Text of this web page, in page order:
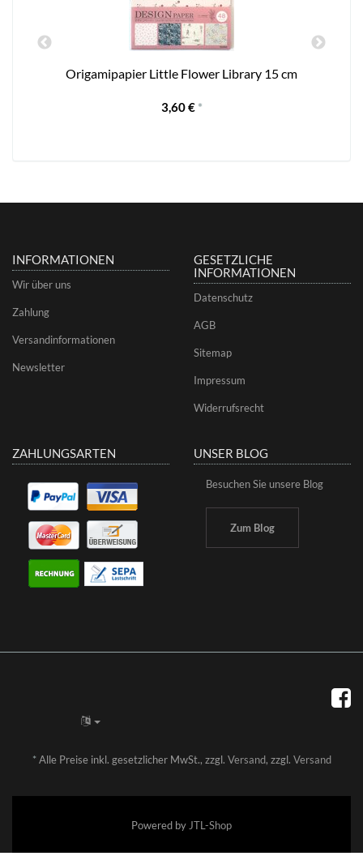
Origamipapier Little Flower Library 15 cm
3,60 € *
INFORMATIONEN
Wir über uns
Zahlung
Versandinformationen
Newsletter
GESETZLICHE
INFORMATIONEN
Datenschutz
AGB
Sitemap
Impressum
Widerrufsrecht
ZAHLUNGSARTEN UNSER BLOG
Besuchen Sie unsere Blog
Zum Blog
*Alle Preise inkl. gesetzlicher MwSt., zzgl. Versand, zzgl. Versand
Powered by JTL-Shop